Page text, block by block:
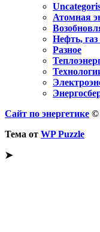
Атомная
Нефть, газ
Разное
Сайт по энергетике ©
Тема от WP Puzzle
➤